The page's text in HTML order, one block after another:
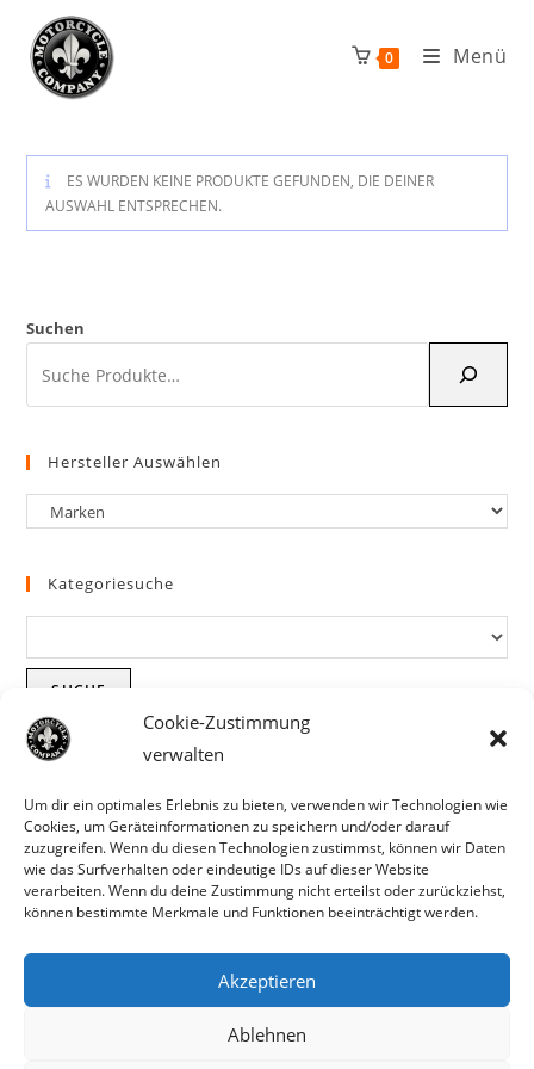
Cookie-Zustimmung
verwalten
Um dir ein optimales Erlebnis zu bieten, verwenden wir Technologien wie
Cookies, um Geräteinformationen zu speichern und/oder darauf
zuzugreifen. Wenn du diesen Technologien zustimmst, können wir Daten
wie das Surfverhalten oder eindeutige IDs auf dieser Website
verarbeiten. Wenn du deine Zustimmung nicht erteilst oder zurückziehst,
können bestimmte Merkmale und Funktionen beeinträchtigt werden.
Akzeptieren
Ablehnen
Parts für Harley Davidson, Indian und
Inhalt
springen
0 Menü
ES WURDEN KEINE PRODUKTE GEFUNDEN, DIE DEINER
AUSWAHL ENTSPRECHEN.
Suchen
Hersteller Auswählen
Kategoriesuche
SUCHE